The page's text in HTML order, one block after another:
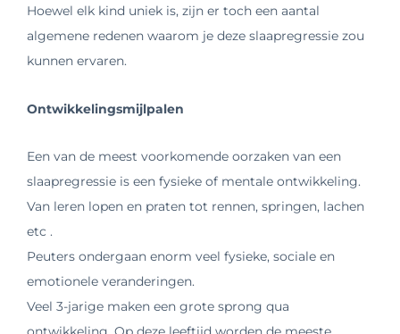
Hoewel elk kind uniek is, zijn er toch een aantal
algemene redenen waarom je deze slaapregressie zou
kunnen ervaren.
Ontwikkelingsmijlpalen
Een van de meest voorkomende oorzaken van een
slaapregressie is een fysieke of mentale ontwikkeling.
Van leren lopen en praten tot rennen, springen, lachen
etc .
Peuters ondergaan enorm veel fysieke, sociale en
emotionele veranderingen.
Veel 3-jarige maken een grote sprong qua